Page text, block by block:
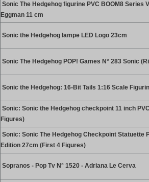
Sonic The Hedgehog figurine PVC BOOM8 Series
Eggman 11 cm
Sonic the Hedgehog lampe LED Logo 23cm
Sonic The Hedgehog POP! Games N° 283 Sonic
Sonic the Hedgehog: 16-Bit Tails 1:16 Scale
Sonic: Sonic the Hedgehog checkpoint 11 inch
Figures)
Sonic: Sonic The Hedgehog Checkpoint Statuette
Edition 27cm (First 4 Figures)
Sopranos - Pop Tv N° 1520 - Adriana Le Cerva